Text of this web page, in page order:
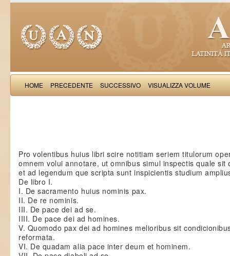
HOME PRECEDENTE SUCCESSIVO VISUALIZZA VOLUME
Pro volentibus huius libri scire notitiam seriem titulorum
omnem volui annotare, ut omnibus simul inspectis quale sit
et ad legendum que scripta sunt inspicientis studium
De libro I.
I. De sacramento huius nominis pax.
II. De re nominis.
III. De pace dei ad se.
IIII. De pace dei ad homines.
V. Quomodo pax dei ad homines melioribus sit
reformata.
VI. De quadam alia pace inter deum et hominem.